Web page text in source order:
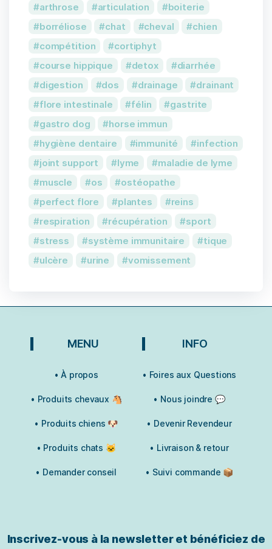
1 avis
17 avis
arthrose
articulation
boiterie
borréliose
chat cheval
chien
compétition
cortiphyt
course hippique
detox
diarrhée
digestion
dos drainage
drainant
flore intestinale
félin
gastrite
gastro dog
horse immun
hygiène dentaire
immunité
infection
joint support
lyme
maladie de lyme
muscle
os
ostéopathe
perfect flore
plantes
reins
respiration
récupération
sport
stress
système immunitaire
tique
ulcère
urine vomissement
MENU
• À propos
• Produits chevaux 🐴
• Produits chiens 🐶
• Produits chats 🐱
• Demander conseil
INFO
• Foires aux Questions
• Nous joindre 💬
• Devenir Revendeur
• Livraison & retour
• Suivi commande 📦
Inscrivez-vous à la newsletter et bénéficiez de